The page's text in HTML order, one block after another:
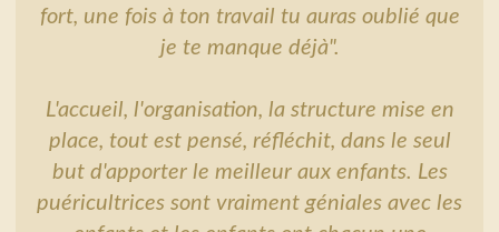
fort, une fois à ton travail tu auras oublié que
je te manque déjà".
L'accueil, l'organisation, la structure mise en
place, tout est pensé, réfléchit, dans le seul
but d'apporter le meilleur aux enfants. Les
puéricultrices sont vraiment géniales avec les